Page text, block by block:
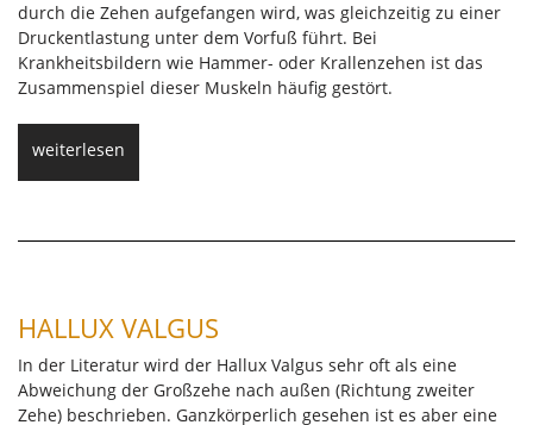
durch die Zehen aufgefangen wird, was gleichzeitig zu einer
Druckentlastung unter dem Vorfuß führt. Bei
Krankheitsbildern wie Hammer- oder Krallenzehen ist das
Zusammenspiel dieser Muskeln häufig gestört.
weiterlesen
HALLUX VALGUS
In der Literatur wird der Hallux Valgus sehr oft als eine
Abweichung der Großzehe nach außen (Richtung zweiter
Zehe) beschrieben. Ganzkörperlich gesehen ist es aber eine